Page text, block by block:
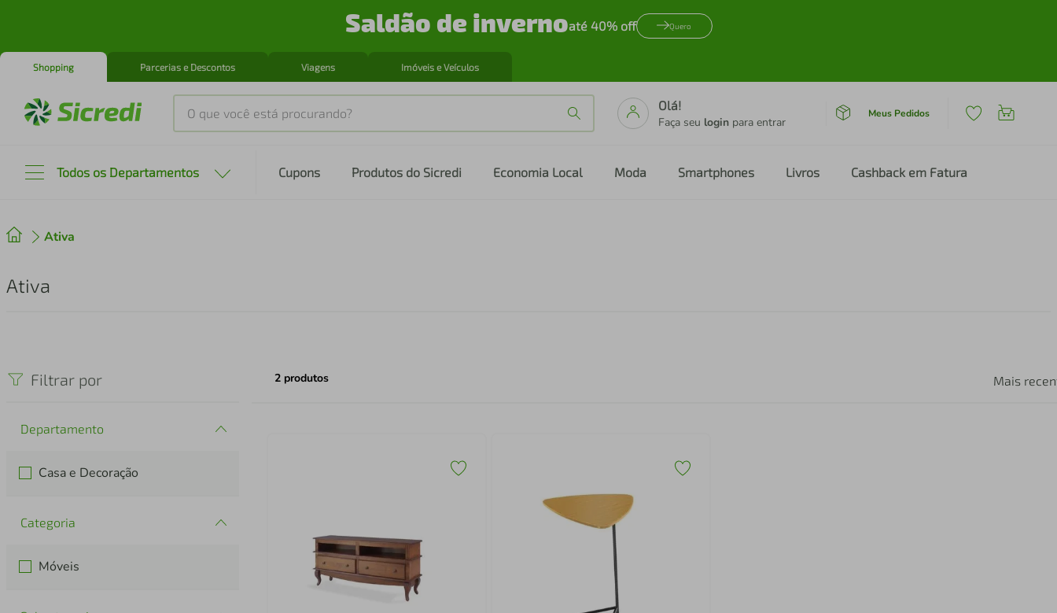
Saldão de invernoaté 40% off Quero
Shopping Parcerias e Descontos Viagens Imóveis e Veículos
O que você está procurando?
Olá!
Faça seu login para entrar
Meus Pedidos
Todos os Departamentos Cupons Produtos do Sicredi Economia Local Moda Smartphones Livros Cashback em Fatura
Ativa
Ativa
Filtrar por
Departamento
Casa e Decoração
Categoria
Móveis
2 produtos Mais